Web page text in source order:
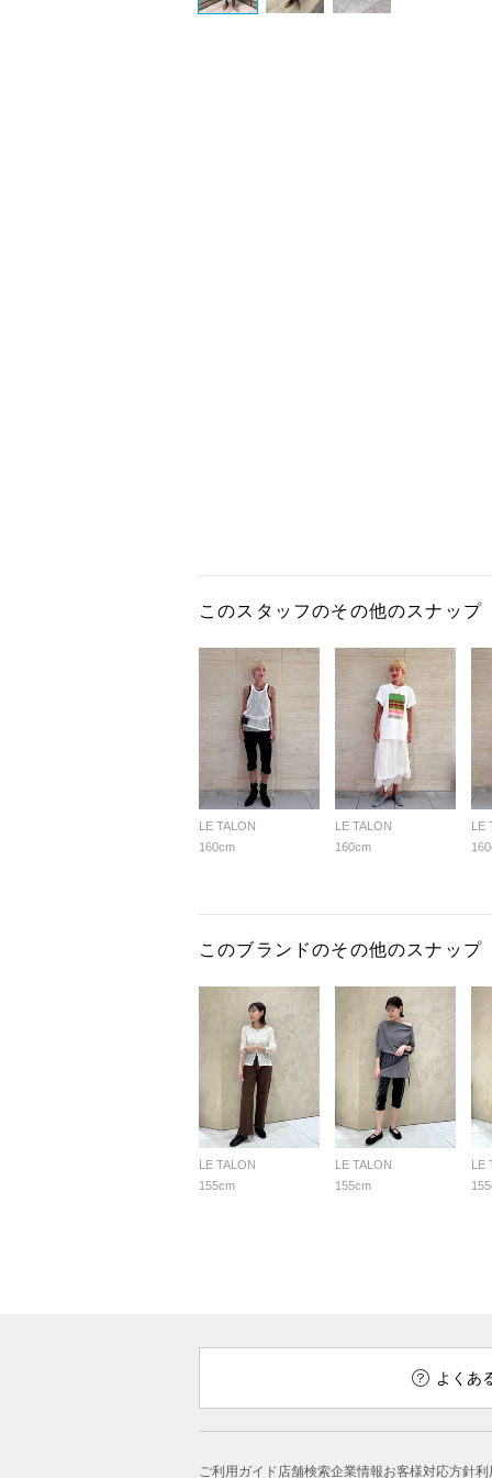
このスタッフのその他のスナップ
LE TALON
160cm
LE TALON
160cm
LE
このブランドのその他のスナップ
LE TALON
155cm
LE TALON
155cm
LE
よくあ
ご利用ガイド店舗検索企業情報お客様対応方針利